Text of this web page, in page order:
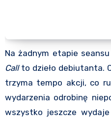
Na żadnym etapie
Call to dzieło debiutanta.
trzyma tempo akcji, co
wydarzenia odrobinę
wszystko jeszcze